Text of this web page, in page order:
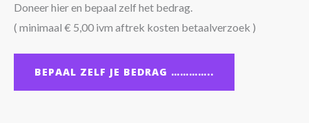
Doneer hier en bepaal zelf het bedrag.
( minimaal € 5,00 ivm aftrek kosten betaalverzoek )
BEPAAL ZELF JE BEDRAG …………..